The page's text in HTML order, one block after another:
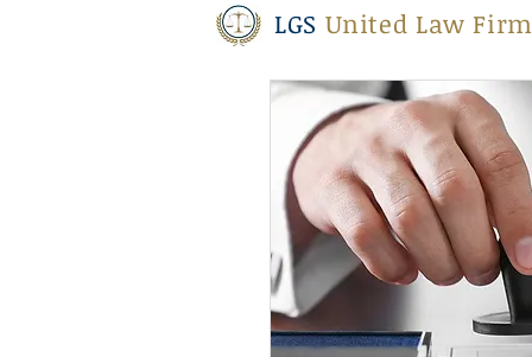
LGS United Law